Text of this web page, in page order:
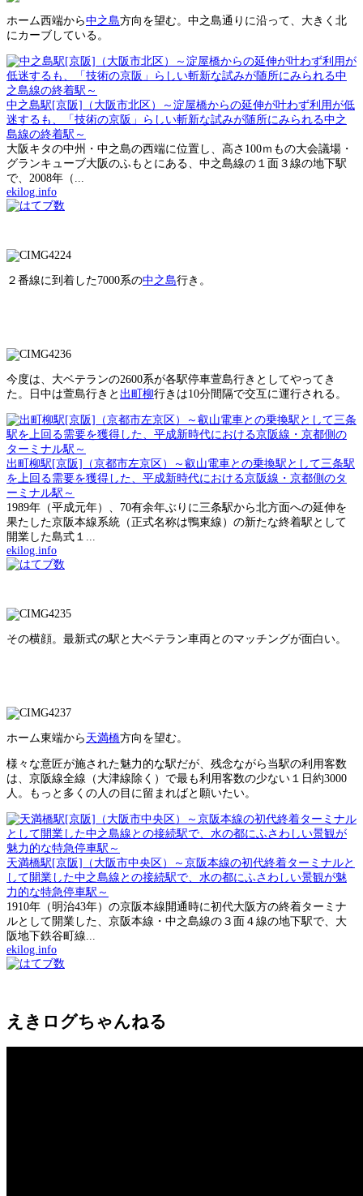
ホーム西端から中之島方向を望む。中之島通りに沿って、大きく北
にカーブしている。
中之島駅[京阪]（大阪市北区）～淀屋橋からの延伸が叶わず利用が低
迷するも、「技術の京阪」らしい斬新な試みが随所にみられる中之
島線の終着駅～
大阪キタの中州・中之島の西端に位置し、高さ100ｍもの大会議場・
グランキューブ大阪のふもとにある、中之島線の１面３線の地下駅
で、2008年（...
ekilog.info
２番線に到着した7000系の中之島行き。
今度は、大ベテランの2600系が各駅停車萱島行きとしてやってき
た。日中は萱島行きと 出町柳行きは10分間隔で交互に運行される。
出町柳駅[京阪]（京都市左京区）～叡山電車との乗換駅として三条駅
を上回る需要を獲得した、平成新時代における京阪線・京都側のタ
ーミナル駅～
1989年（平成元年）、70有余年ぶりに三条駅から北方面への延伸を
果たした京阪本線系統（正式名称は鴨東線）の新たな終着駅として
開業した島式１...
ekilog.info
その横顔。最新式の駅と大ベテラン車両とのマッチングが面白い。
ホーム東端から 天満橋方向を望む。
様々な意匠が施された魅力的な駅だが、残念ながら当駅の利用客数
は、京阪線全線（大津線除く）で最も利用客数の少ない１日約3000
人。もっと多くの人の目に留まればと願いたい。
天満橋駅[京阪]（大阪市中央区）～京阪本線の初代終着ターミナルと
して開業した中之島線との接続駅で、水の都にふさわしい景観が魅
力的な特急停車駅～
1910年（明治43年）の京阪本線開通時に初代大阪方の終着ターミナ
ルとして開業した、京阪本線・中之島線の３面４線の地下駅で、大
阪地下鉄谷町線...
ekilog.info
えきログちゃんねる